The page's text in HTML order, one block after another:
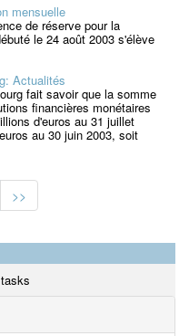
mensuelle
de réserve pour la
le 24 août 2003 s'élève
Actualités
fait savoir que la somme
financières monétaires
d'euros au 31 juillet
au 30 juin 2003, soit
>>